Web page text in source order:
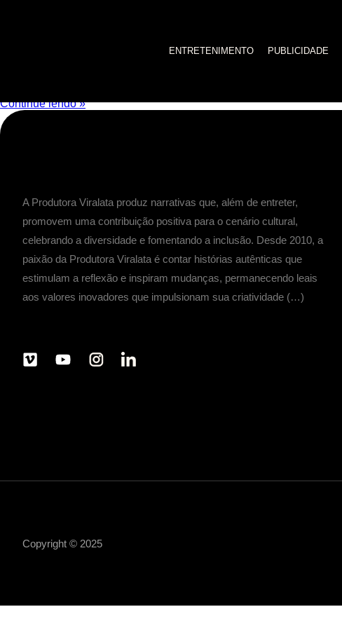
ENTRETENIMENTO PUBLICIDADE
Continue lendo »
A Produtora Viralata produz narrativas que, além de entreter,
promovem uma contribuição positiva para o cenário cultural,
celebrando a diversidade e fomentando a inclusão. Desde 2010, a
paixão da Produtora Viralata é contar histórias autênticas que
estimulam a reflexão e inspiram mudanças, permanecendo leais
aos valores inovadores que impulsionam sua criatividade (…)
Copyright © 2025